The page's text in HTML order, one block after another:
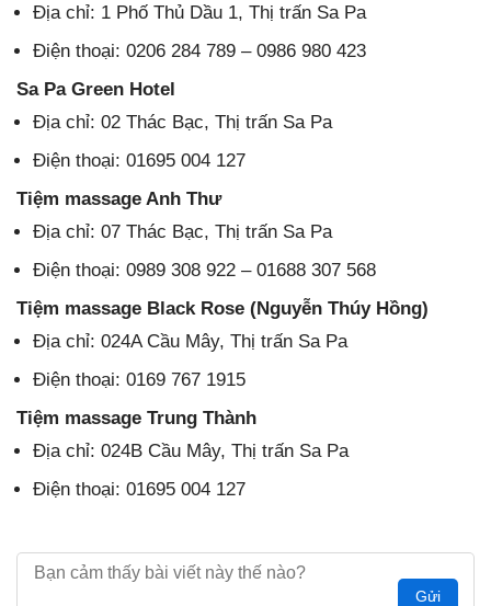
Địa chỉ: 1 Phố Thủ Dầu 1, Thị trấn Sa Pa
Điện thoại: 0206 284 789 – 0986 980 423
Sa Pa Green Hotel
Địa chỉ: 02 Thác Bạc, Thị trấn Sa Pa
Điện thoại: 01695 004 127
Tiệm massage Anh Thư
Địa chỉ: 07 Thác Bạc, Thị trấn Sa Pa
Điện thoại: 0989 308 922 – 01688 307 568
Tiệm massage Black Rose (Nguyễn Thúy Hồng)
Địa chỉ: 024A Cầu Mây, Thị trấn Sa Pa
Điện thoại: 0169 767 1915
Tiệm massage Trung Thành
Địa chỉ: 024B Cầu Mây, Thị trấn Sa Pa
Điện thoại: 01695 004 127
Gửi